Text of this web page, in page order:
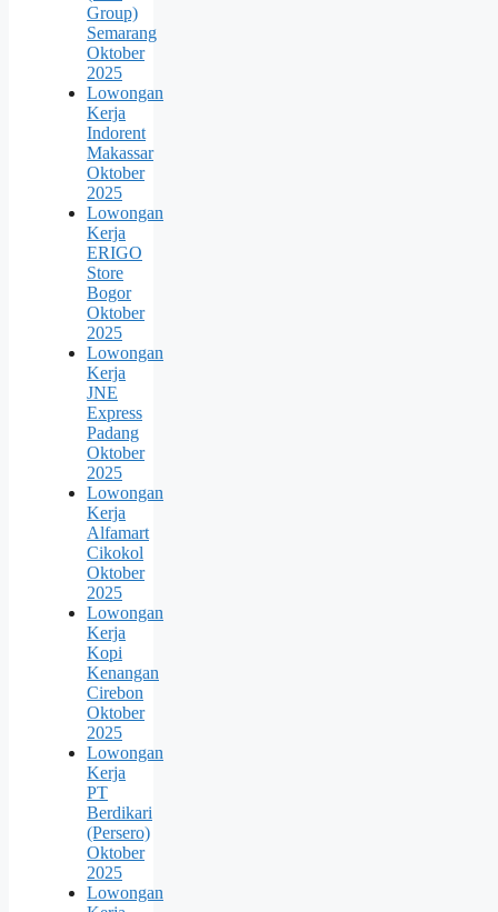
Group)
Semarang
Oktober
2025
Lowongan
Kerja
Indorent
Makassar
Oktober
2025
Lowongan
Kerja
ERIGO
Store
Bogor
Oktober
2025
Lowongan
Kerja
JNE
Express
Padang
Oktober
2025
Lowongan
Kerja
Alfamart
Cikokol
Oktober
2025
Lowongan
Kerja
Kopi
Kenangan
Cirebon
Oktober
2025
Lowongan
Kerja
PT
Berdikari
(Persero)
Oktober
2025
Lowongan